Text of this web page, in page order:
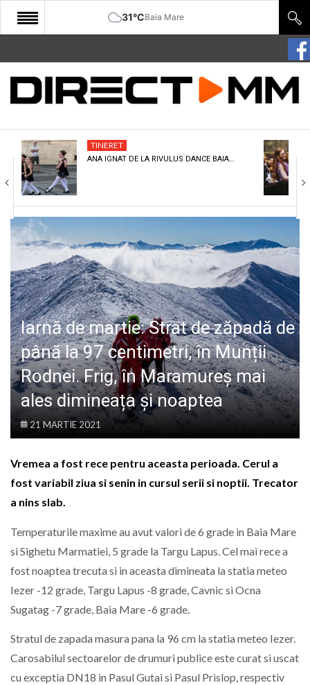
31°CBaia Mare
START
COMUNITATE
CULTURA
ECONOMIE
SANATATE
SPORT
SPECIAL
POLITIC
LIFE
TINERET
ANA IGNAT DE LA RIVULUS DANCE BAIA…
Iarnă de martie: Strat de zăpadă de
până la 97 centimetri, în Munții
Rodnei. Frig, în Maramureș mai
ales dimineața și noaptea
21 MARTIE 2021
Vremea a fost rece pentru aceasta perioada. Cerul a
fost variabil ziua si senin in cursul serii si noptii. Trecator
a nins slab.
Temperaturile maxime au avut valori de 6 grade in Baia Mare
si Sighetu Marmatiei, 5 grade la Targu Lapus. Cel mai rece a
fost noaptea trecuta si in aceasta dimineata la statia meteo
Iezer -12 grade, Targu Lapus -8 grade, Cavnic si Ocna
Sugatag -7 grade, Baia Mare -6 grade.
Stratul de zapada masura pana la 96 cm la statia meteo Iezer.
Carosabilul sectoarelor de drumuri publice este curat si uscat
cu exceptia DN18 in Pasul Gutai si Pasul Prislop, respectiv